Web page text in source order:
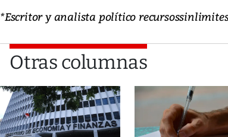
*Escritor y analista político
Otras columnas